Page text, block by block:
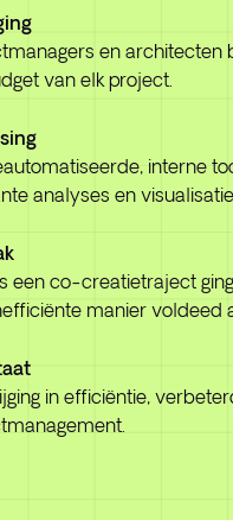
en architecten
van elk project.
interne
analyses en
een co-creatietraject
manier voldeed
in efficiëntie,